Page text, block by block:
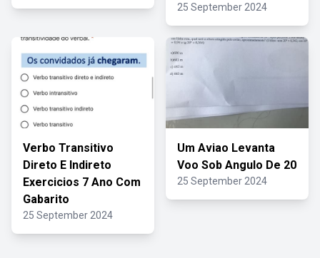
25 September 2024
Verbo Transitivo
Direto E Indireto
Exercicios 7 Ano Com
Gabarito
25 September 2024
Um Aviao Levanta
Voo Sob Angulo De 20
25 September 2024